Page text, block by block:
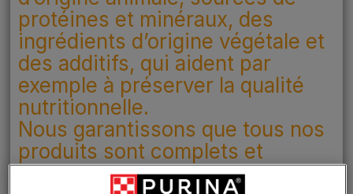
protéines et minéraux, des
ingrédients d’origine végétale et
des additifs, qui aident par
exemple à préserver la qualité
nutritionnelle.
Nous garantissons que tous nos
produits sont complets et
équilibrés, ce qui signifie que